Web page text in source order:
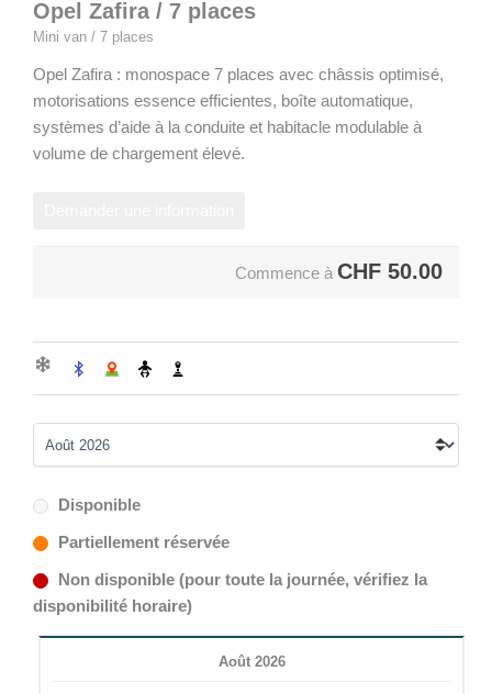
Opel Zafira / 7 places
Mini van / 7 places
Opel Zafira : monospace 7 places avec châssis optimisé,
motorisations essence efficientes, boîte automatique,
systèmes d’aide à la conduite et habitacle modulable à
volume de chargement élevé.
Commence à CHF 50.00
Disponible
Partiellement réservée
Non disponible (pour toute la journée, vérifiez la
disponibilité horaire)
Août 2026